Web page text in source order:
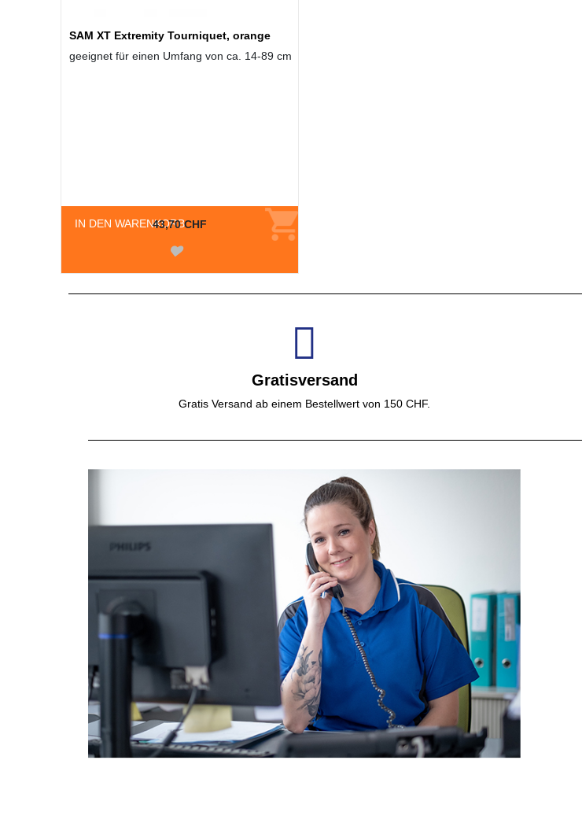
SAM XT Extremity Tourniquet, orange
geeignet für einen Umfang von ca. 14-89 cm
IN DEN WARENKORB
43,70 CHF
Gratisversand
Gratis Versand ab einem Bestellwert von 150 CHF.